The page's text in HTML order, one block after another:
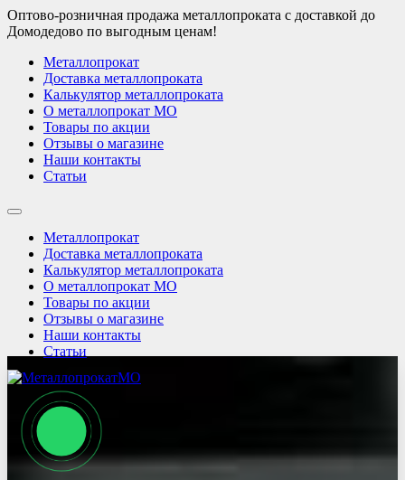
Оптово-розничная продажа металлопроката с доставкой до
Домодедово по выгодным ценам!
Металлопрокат
Доставка металлопроката
Калькулятор металлопроката
О металлопрокат МО
Товары по акции
Отзывы о магазине
Наши контакты
Статьи
Металлопрокат
Доставка металлопроката
Калькулятор металлопроката
О металлопрокат МО
Товары по акции
Отзывы о магазине
Наши контакты
Статьи